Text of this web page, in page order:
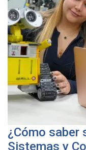
¿Cómo saber
Sistemas y